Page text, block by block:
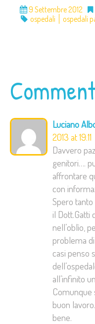
9 Settembre 2012
ospedali
ospedali
Luciano
2013 at 19:11
Davvero
genitori….
affrontare
con
Spero
il Dott.Gatti
nell’oblìo,
problema
casi penso
all’infinito
Comunque
buon
bene.